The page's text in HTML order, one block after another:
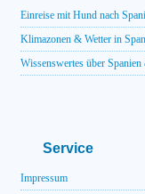
Einreise mit Hund nach
Klimazonen & Wetter in
Wissenswertes über
Service
Impressum